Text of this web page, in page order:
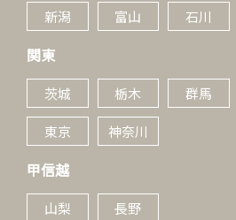
新潟 富山 石川
関東
茨城 栃木 群馬
東京 神奈川
甲信越
山梨 長野